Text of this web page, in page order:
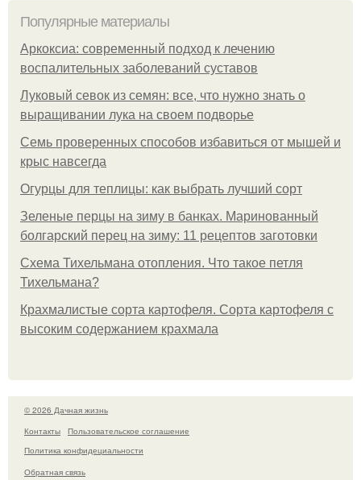
Популярные материалы
Аркоксиа: современный подход к лечению
воспалительных заболеваний суставов
Луковый севок из семян: все, что нужно знать о
выращивании лука на своем подворье
Семь проверенных способов избавиться от мышей и
крыс навсегда
Огурцы для теплицы: как выбрать лучший сорт
Зеленые перцы на зиму в банках. Маринованный
болгарский перец на зиму: 11 рецептов заготовки
Схема Тихельмана отопления. Что такое петля
Тихельмана?
Крахмалистые сорта картофеля. Сорта картофеля с
высоким содержанием крахмала
© 2026 Дачная жизнь
Контакты
Пользовательское соглашение
Политика конфидециальности
Обратная связь